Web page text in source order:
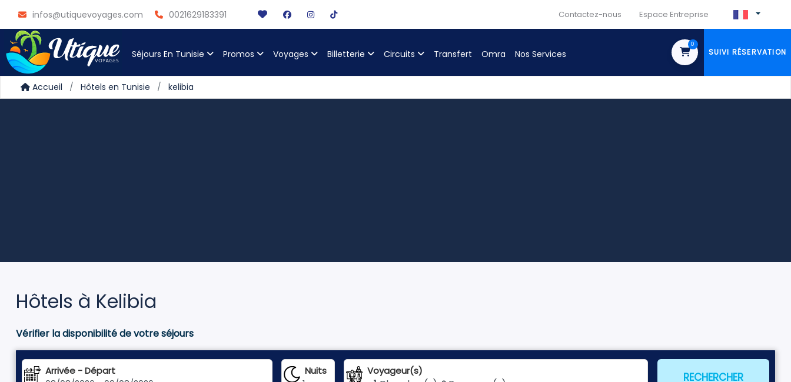
infos@utiquevoyages.com 0021629183391 Contactez-nous Espace Entreprise
Séjours En Tunisie Promos Voyages Billetterie Circuits Transfert Omra Nos Services
0
SUIVI RÉSERVATION
Accueil Hôtels en Tunisie kelibia
Hôtels à Kelibia
Vérifier la disponibilité de votre séjours
Arrivée - Départ
Nuits
Voyageur(s) RECHERCHER